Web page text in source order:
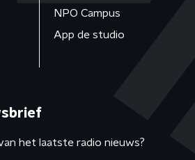
NPO Campus
App de studio
het laatste radio nieuws?